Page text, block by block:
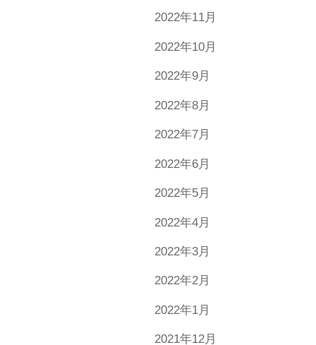
2022年11月
2022年10月
2022年9月
2022年8月
2022年7月
2022年6月
2022年5月
2022年4月
2022年3月
2022年2月
2022年1月
2021年12月